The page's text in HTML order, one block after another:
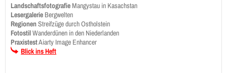
Landschaftsfotografie Mangystau in Kasachstan
Lesergalerie Bergwelten
RegionenStreifzüge durch Ostholstein
FotostilWanderdünen in den Niederlanden
PraxistestAiarty Image Enhancer
Blick ins Heft